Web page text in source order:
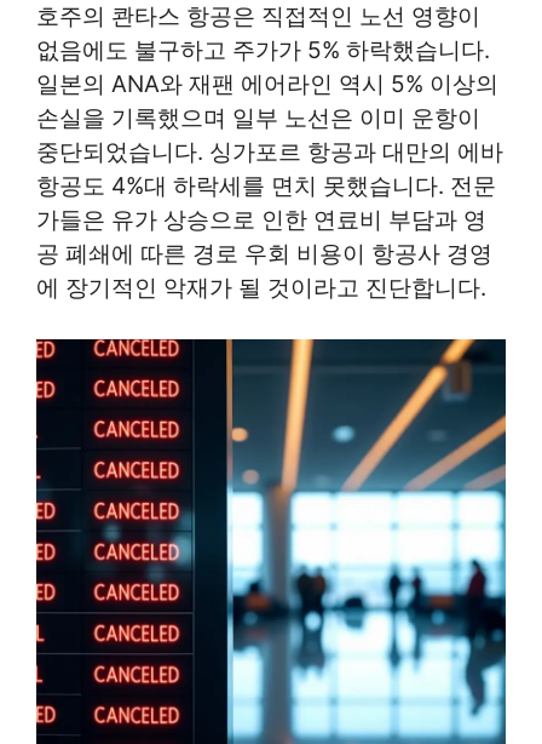
호주의 콴타스 항공은 직접적인 노선 영향이
없음에도 불구하고 주가가 5% 하락했습니다.
일본의 ANA와 재팬 에어라인 역시 5% 이상의
손실을 기록했으며 일부 노선은 이미 운항이
중단되었습니다. 싱가포르 항공과 대만의 에바
항공도 4%대 하락세를 면치 못했습니다. 전문
가들은 유가 상승으로 인한 연료비 부담과 영
공 폐쇄에 따른 경로 우회 비용이 항공사 경영
에 장기적인 악재가 될 것이라고 진단합니다.